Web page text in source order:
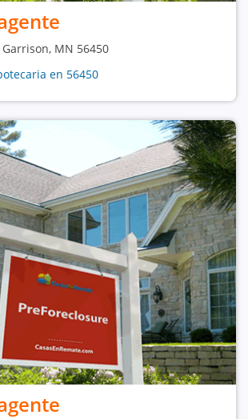
Garrison, MN 56450
en 56450